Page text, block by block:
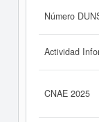
consultas.
llegar a
misma
0 a 3.100
afiliada al
Si está
este
consultar
Número
Actividad
CNAE 2025